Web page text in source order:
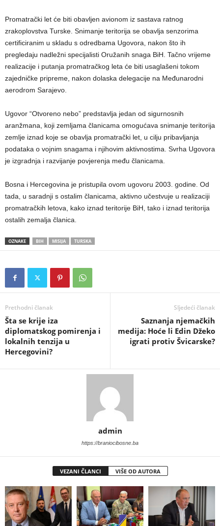
Promatrački let će biti obavljen avionom iz sastava ratnog
zrakoplovstva Turske. Snimanje teritorija se obavlja senzorima
certificiranim u skladu s odredbama Ugovora, nakon što ih
pregledaju nadležni specijalisti Oružanih snaga BiH. Tačno vrijeme
realizacije i putanja promatračkog leta će biti usaglašeni tokom
zajedničke pripreme, nakon dolaska delegacije na Međunarodni
aerodrom Sarajevo.
Ugovor “Otvoreno nebo” predstavlja jedan od sigurnosnih
aranžmana, koji zemljama članicama omogućava snimanje teritorija
zemlje iznad koje se obavlja promatrački let, u cilju pribavljanja
podataka o vojnim snagama i njihovim aktivnostima. Svrha Ugovora
je izgradnja i razvijanje povjerenja među članicama.
Bosna i Hercegovina je pristupila ovom ugovoru 2003. godine. Od
tada, u saradnji s ostalim članicama, aktivno učestvuje u realizaciji
promatračkih letova, kako iznad teritorije BiH, tako i iznad teritorija
ostalih zemalja članica.
OZNAKE BIH MISIJA TURSKA
Prethodni članak
Šta se krije iza
diplomatskog pomirenja i
lokalnih tenzija u
Hercegovini?
Sljedeći članak
​Saznanja njemačkih
medija: Hoće li Edin Džeko
igrati protiv Švicarske?
admin
https://braniocibosne.ba
VEZANI ČLANCI VIŠE OD AUTORA